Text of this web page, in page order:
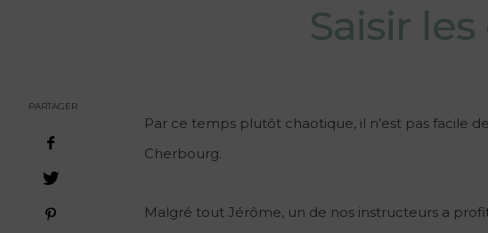
Saisir
PARTAGER
Par ce temps plutôt chaotique, il n’est pas facile
Cherbourg.
Malgré tout Jérôme, un de nos instructeurs a